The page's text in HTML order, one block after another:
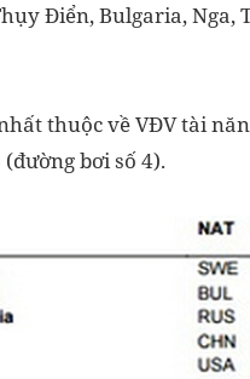
Điển, Bulgaria, Nga,
thuộc về VĐV tài
bơi số 4).